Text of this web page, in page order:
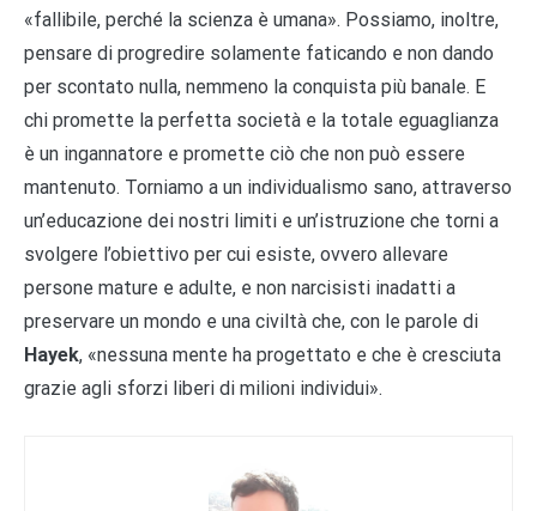
«fallibile, perché la scienza è umana». Possiamo, inoltre,
pensare di progredire solamente faticando e non dando
per scontato nulla, nemmeno la conquista più banale. E
chi promette la perfetta società e la totale eguaglianza
è un ingannatore e promette ciò che non può essere
mantenuto. Torniamo a un individualismo sano, attraverso
un’educazione dei nostri limiti e un’istruzione che torni a
svolgere l’obiettivo per cui esiste, ovvero allevare
persone mature e adulte, e non narcisisti inadatti a
preservare un mondo e una civiltà che, con le parole di
Hayek, «nessuna mente ha progettato e che è cresciuta
grazie agli sforzi liberi di milioni individui».